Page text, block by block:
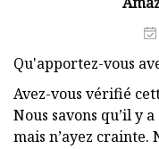
Qu'apportez-vous
Avez-vous vérifié
Nous savons qu’il y
mais n’ayez crainte.